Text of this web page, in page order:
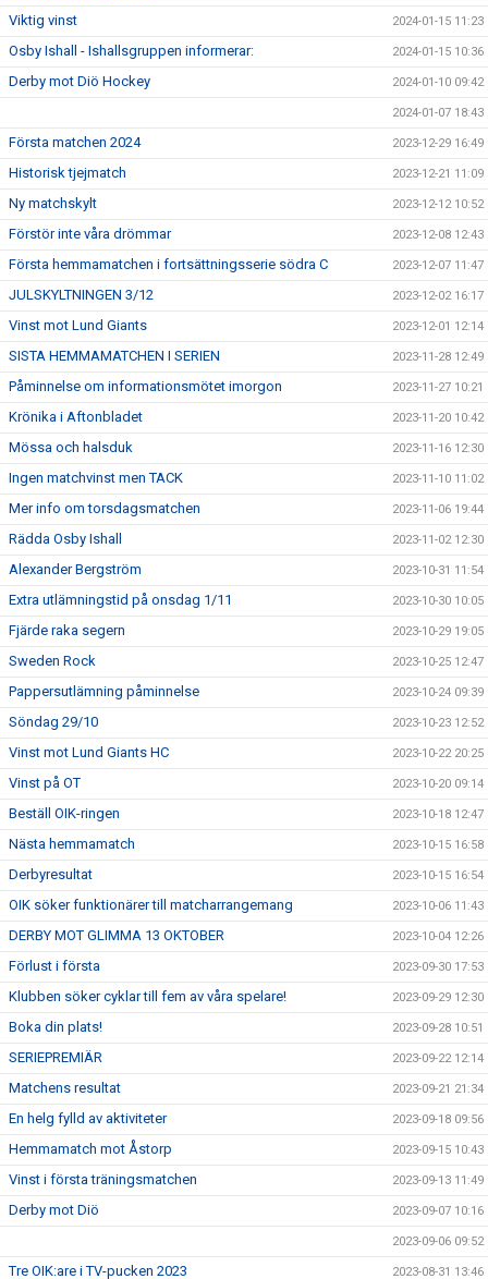
Viktig vinst 2024-01-15 11:23
Osby Ishall - Ishallsgruppen informerar: 2024-01-15 10:36
Derby mot Diö Hockey 2024-01-10 09:42
2024-01-07 18:43
Första matchen 2024 2023-12-29 16:49
Historisk tjejmatch 2023-12-21 11:09
Ny matchskylt 2023-12-12 10:52
Förstör inte våra drömmar 2023-12-08 12:43
Första hemmamatchen i fortsättningsserie södra C 2023-12-07 11:47
JULSKYLTNINGEN 3/12 2023-12-02 16:17
Vinst mot Lund Giants 2023-12-01 12:14
SISTA HEMMAMATCHEN I SERIEN 2023-11-28 12:49
Påminnelse om informationsmötet imorgon 2023-11-27 10:21
Krönika i Aftonbladet 2023-11-20 10:42
Mössa och halsduk 2023-11-16 12:30
Ingen matchvinst men TACK 2023-11-10 11:02
Mer info om torsdagsmatchen 2023-11-06 19:44
Rädda Osby Ishall 2023-11-02 12:30
Alexander Bergström 2023-10-31 11:54
Extra utlämningstid på onsdag 1/11 2023-10-30 10:05
Fjärde raka segern 2023-10-29 19:05
Sweden Rock 2023-10-25 12:47
Pappersutlämning påminnelse 2023-10-24 09:39
Söndag 29/10 2023-10-23 12:52
Vinst mot Lund Giants HC 2023-10-22 20:25
Vinst på OT 2023-10-20 09:14
Beställ OIK-ringen 2023-10-18 12:47
Nästa hemmamatch 2023-10-15 16:58
Derbyresultat 2023-10-15 16:54
OIK söker funktionärer till matcharrangemang 2023-10-06 11:43
DERBY MOT GLIMMA 13 OKTOBER 2023-10-04 12:26
Förlust i första 2023-09-30 17:53
Klubben söker cyklar till fem av våra spelare! 2023-09-29 12:30
Boka din plats! 2023-09-28 10:51
SERIEPREMIÄR 2023-09-22 12:14
Matchens resultat 2023-09-21 21:34
En helg fylld av aktiviteter 2023-09-18 09:56
Hemmamatch mot Åstorp 2023-09-15 10:43
Vinst i första träningsmatchen 2023-09-13 11:49
Derby mot Diö 2023-09-07 10:16
2023-09-06 09:52
Tre OIK:are i TV-pucken 2023 2023-08-31 13:46